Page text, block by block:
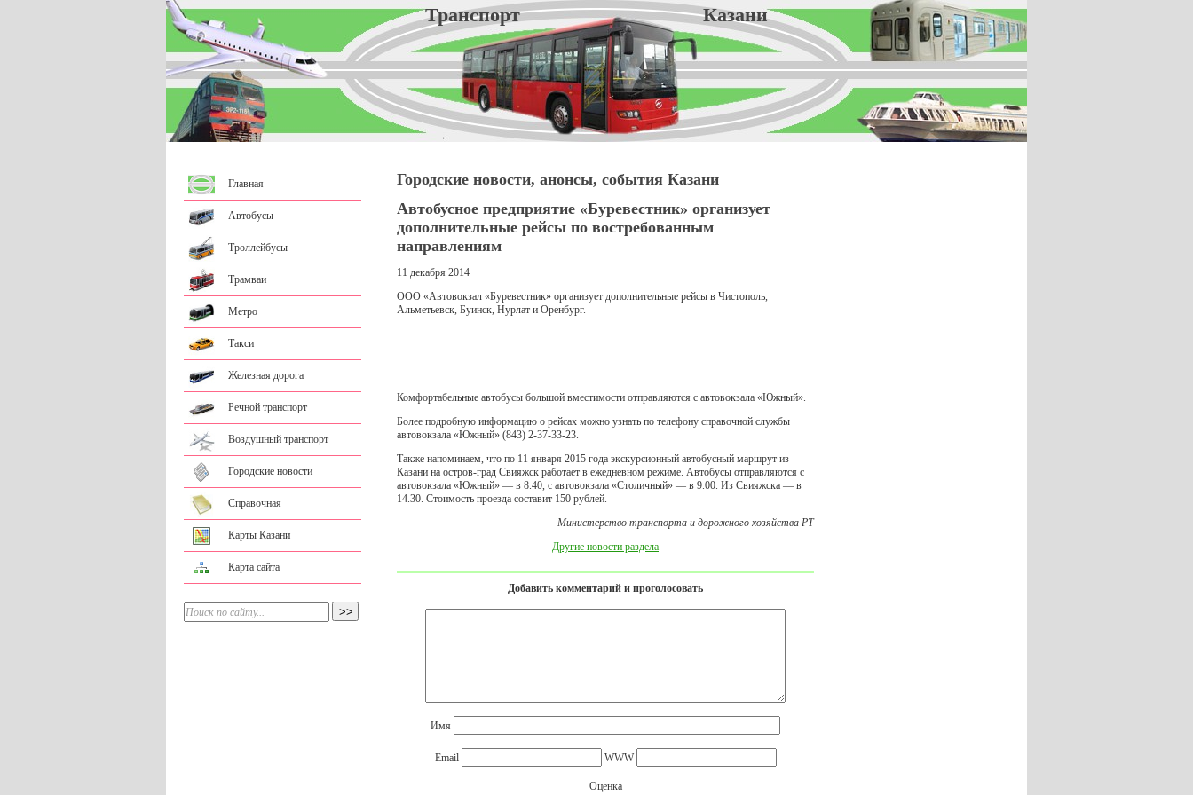
Транспорт Казани
Главная
Автобусы
Троллейбусы
Трамваи
Метро
Такси
Железная дорога
Речной транспорт
Воздушный транспорт
Городские новости
Справочная
Карты Казани
Карта сайта
Городские новости, анонсы, события Казани
Автобусное предприятие «Буревестник» организует
дополнительные рейсы по востребованным
направлениям
11 декабря 2014
ООО «Автовокзал «Буревестник» организует дополнительные рейсы в Чистополь,
Альметьевск, Буинск, Нурлат и Оренбург.
Комфортабельные автобусы большой вместимости отправляются с автовокзала «Южный».
Более подробную информацию о рейсах можно узнать по телефону справочной службы
автовокзала «Южный» (843) 2-37-33-23.
Также напоминаем, что по 11 января 2015 года экскурсионный автобусный маршрут из
Казани на остров-град Свияжск работает в ежедневном режиме. Автобусы отправляются с
автовокзала «Южный» — в 8.40, с автовокзала «Столичный» — в 9.00. Из Свияжска — в
14.30. Стоимость проезда составит 150 рублей.
Министерство транспорта и дорожного хозяйства РТ
Другие новости раздела
Добавить комментарий и проголосовать
Имя
Email WWW
Оценка